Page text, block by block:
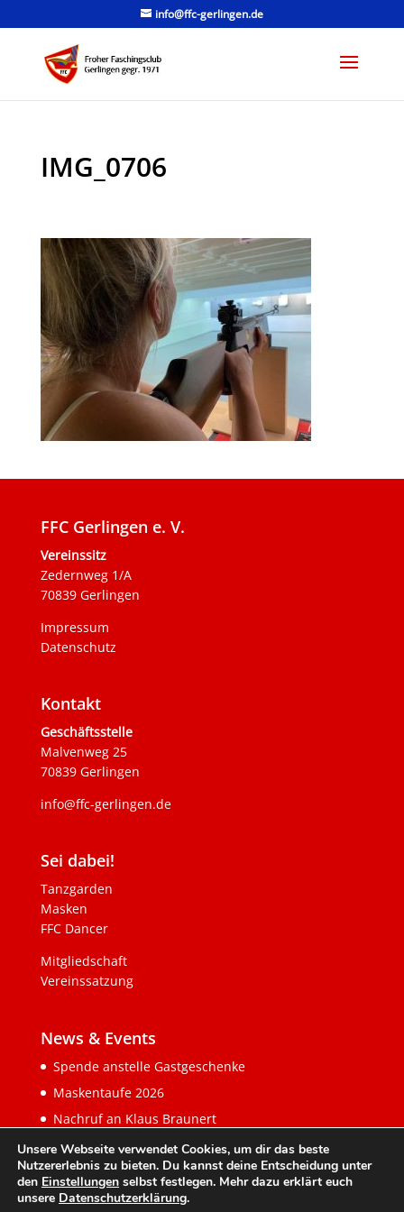
info@ffc-gerlingen.de
IMG_0706
FFC Gerlingen e. V.
Vereinssitz
Zedernweg 1/A
70839 Gerlingen
Impressum
Datenschutz
Kontakt
Geschäftsstelle
Malvenweg 25
70839 Gerlingen
info@ffc-gerlingen.de
Sei dabei!
Tanzgarden
Masken
FFC Dancer
Mitgliedschaft
Vereinssatzung
News & Events
Spende anstelle Gastgeschenke
Maskentaufe 2026
Nachruf an Klaus Braunert
Unsere Webseite verwendet Cookies, um dir das beste
Nutzererlebnis zu bieten. Du kannst deine Entscheidung unter
den Einstellungen selbst festlegen. Mehr dazu erklärt euch
unsere Datenschutzerklärung.